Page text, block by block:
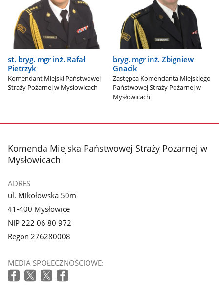
st. bryg. mgr inż. Rafał
Pietrzyk
Komendant Miejski Państwowej
Straży Pożarnej w Mysłowicach
bryg. mgr inż. Zbigniew
Gnacik
Zastępca Komendanta Miejskiego
Państwowej Straży Pożarnej w
Mysłowicach
stopka
Komenda Miejska Państwowej Straży Pożarnej w
Mysłowicach
ADRES
ul. Mikołowska 50m
41-400 Mysłowice
NIP 222 06 80 972
Regon 276280008
MEDIA SPOŁECZNOŚCIOWE: